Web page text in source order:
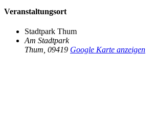
Veranstaltungsort
Stadtpark Thum
Am Stadtpark
Thum 09419 Google Karte anzeigen